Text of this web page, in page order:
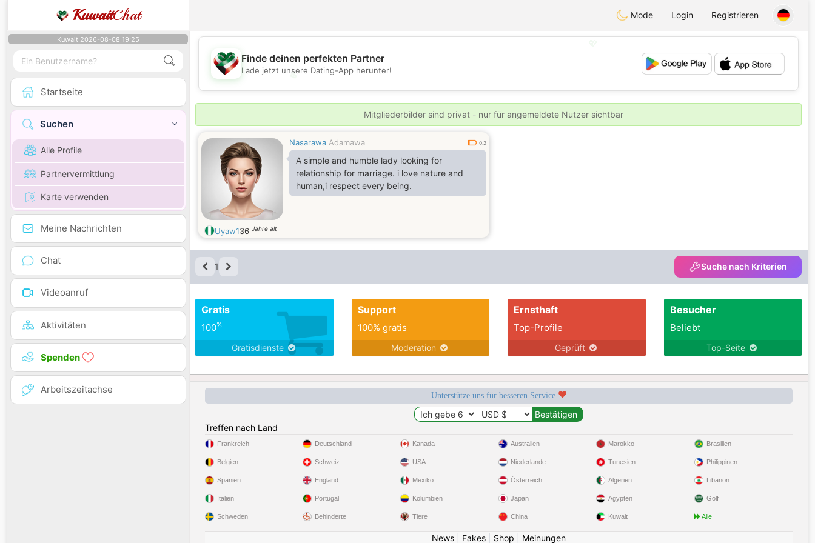
KuwaitChat Mode Login Registrieren
Kuwait 2026-08-08 19:25
Startseite
Suchen
Alle Profile
Partnervermittlung
Karte verwenden
Meine Nachrichten
Chat
Videoanruf
Aktivitäten
Spenden
Arbeitszeitachse
💖
💕
💕
Finde deinen perfekten Partner
Lade jetzt unsere Dating-App herunter!
Mitgliederbilder sind privat - nur für angemeldete Nutzer sichtbar
Nasarawa Adamawa 0.2
A simple and humble lady looking for
relationship for marriage. i love nature and
human,i respect every being.
Uyaw136 Jahre alt
1 Suche nach Kriterien
Gratis
100%
Gratisdienste
Support
100% gratis
Moderation
Ernsthaft
Top-Profile
Geprüft
Besucher
Beliebt
Top-Seite
Unterstütze uns für besseren Service
Treffen nach Land
Frankreich
Belgien
Spanien
Italien
Schweden
Deutschland
Schweiz
England
Portugal
Behinderte
Kanada
USA
Mexiko
Kolumbien
Tiere
Australien
Niederlande
Österreich
Japan
China
Marokko
Tunesien
Algerien
Ägypten
Kuwait
Brasilien
Philippinen
Libanon
Golf
Alle
News| Fakes| Shop Meinungen